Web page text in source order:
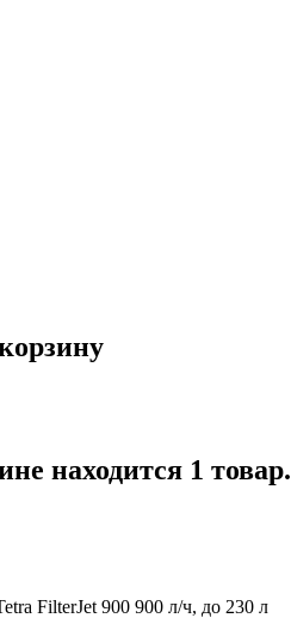
находится 1 товар.
FilterJet 900 900 л/ч, до 230 л